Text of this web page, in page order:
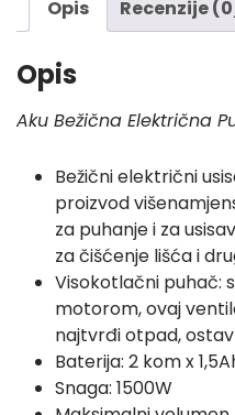
količina
Opis Recenzije
Opis
Aku Bežična Električna
Bežični električni
proizvod
za puhanje i za
za čišćenje lišća i
Visokotlačni puhač:
motorom, ovaj
najtvrđi otpad,
Baterija: 2 kom x
Snaga: 1500W